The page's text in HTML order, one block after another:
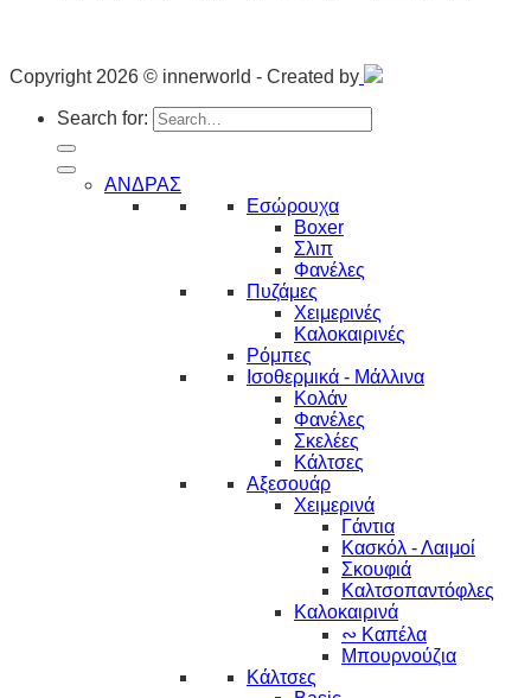
Copyright 2026 © innerworld - Created by
Search for:
ΑΝΔΡΑΣ
Εσώρουχα
Boxer
Σλιπ
Φανέλες
Πυζάμες
Χειμερινές
Καλοκαιρινές
Ρόμπες
Ισοθερμικά - Μάλλινα
Κολάν
Φανέλες
Σκελέες
Κάλτσες
Αξεσουάρ
Χειμερινά
Γάντια
Κασκόλ - Λαιμοί
Σκουφιά
Καλτσοπαντόφλες
Καλοκαιρινά
∾ Καπέλα
Μπουρνούζια
Κάλτσες